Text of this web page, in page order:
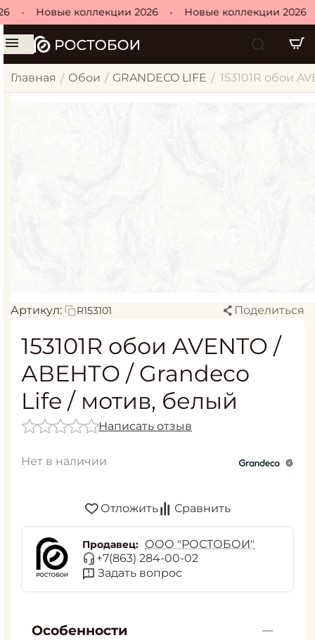
Новые коллекции 2026 Новые коллекции 2026
Главная / Обои / GRANDECO LIFE / 153101R обои
Артикул: R153101 Поделиться
153101R обои AVENTO /
АВЕНТО / Grandeco
Life / мотив, белый
Написать отзыв
Нет в наличии
Отложить Сравнить
Продавец: ООО "РОСТОБОИ"
+7(863) 284-00-02
Задать вопрос
Особенности